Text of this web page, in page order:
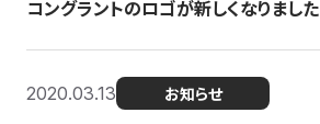
コングラントのロゴが新しくなりました
2020.03.13 お知らせ